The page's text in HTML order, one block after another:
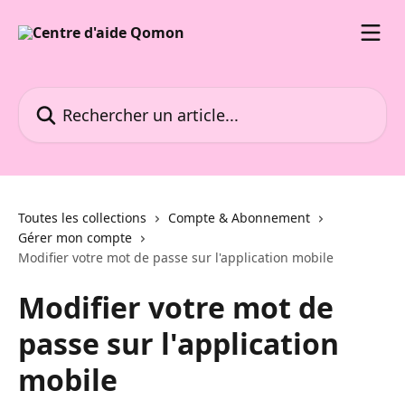
Toutes les collections
Compte & Abonnement
Gérer mon compte
Modifier votre mot de passe sur l'application mobile
Modifier votre mot de
passe sur l'application
mobile